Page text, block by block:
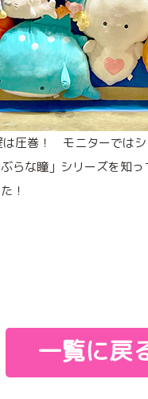
は圧巻！ モニターでは
らな瞳」シリーズを知
！
一覧に戻